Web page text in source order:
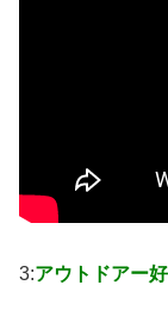
3:アウトドアー